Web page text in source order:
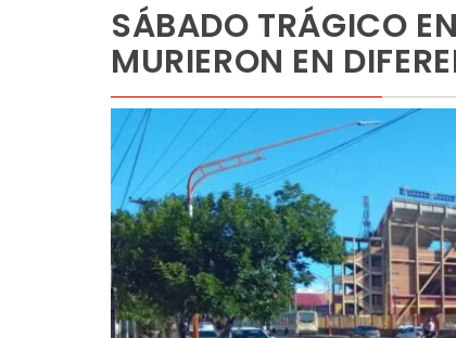
SÁBADO TRÁGICO
MURIERON EN